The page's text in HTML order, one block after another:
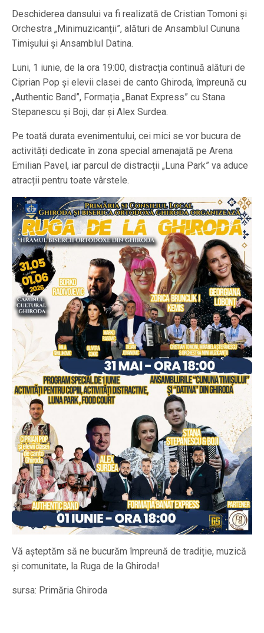
Deschiderea dansului va fi realizată de Cristian Tomoni și
Orchestra „Minimuzicanții”, alături de Ansamblul Cununa
Timișului și Ansamblul Datina.
Luni, 1 iunie, de la ora 19:00, distracția continuă alături de
Ciprian Pop și elevii clasei de canto Ghiroda, împreună cu
„Authentic Band”, Formația „Banat Express” cu Stana
Stepanescu și Boji, dar și Alex Surdea.
Pe toată durata evenimentului, cei mici se vor bucura de
activități dedicate în zona special amenajată pe Arena
Emilian Pavel, iar parcul de distracții „Luna Park” va aduce
atracții pentru toate vârstele.
Vă așteptăm să ne bucurăm împreună de tradiție, muzică
și comunitate, la Ruga de la Ghiroda!
sursa: Primăria Ghiroda